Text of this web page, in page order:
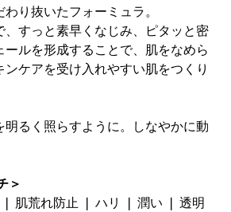
り抜いたフォーミュラ。
、すっと素早くなじみ、ピタッと密
ールを形成することで、肌をなめら
ケアを受け入れやすい肌をつくり
明るく照らすように。しなやかに動
＞
❘ 肌荒れ防止 ❘ ハリ ❘ 潤い ❘ 透明